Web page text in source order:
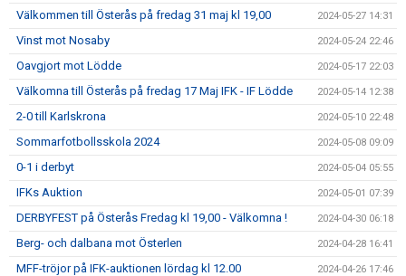
Välkommen till Österås på fredag 31 maj kl 19,00 2024-05-27 14:31
Vinst mot Nosaby 2024-05-24 22:46
Oavgjort mot Lödde 2024-05-17 22:03
Välkomna till Österås på fredag 17 Maj IFK - IF Lödde 2024-05-14 12:38
2-0 till Karlskrona 2024-05-10 22:48
Sommarfotbollsskola 2024 2024-05-08 09:09
0-1 i derbyt 2024-05-04 05:55
IFKs Auktion 2024-05-01 07:39
DERBYFEST på Österås Fredag kl 19,00 - Välkomna ! 2024-04-30 06:18
Berg- och dalbana mot Österlen 2024-04-28 16:41
MFF-tröjor på IFK-auktionen lördag kl 12.00 2024-04-26 17:46